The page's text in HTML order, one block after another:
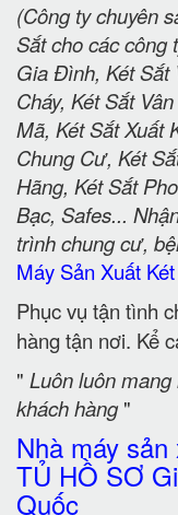
(Công ty chuyên
Sắt cho các công
Gia Đình, Két Sắt
Cháy, Két Sắt
Mã, Két Sắt Xuất
Chung Cư, Két
Hãng, Két Sắt
Bạc, Safes...
trình chung cư,
Máy Sản Xuất
Phục vụ tận tình
hàng tận nơi. Kể
" Luôn luôn
khách hàng"
Nhà máy
TỦ HỒ SƠ
Quốc